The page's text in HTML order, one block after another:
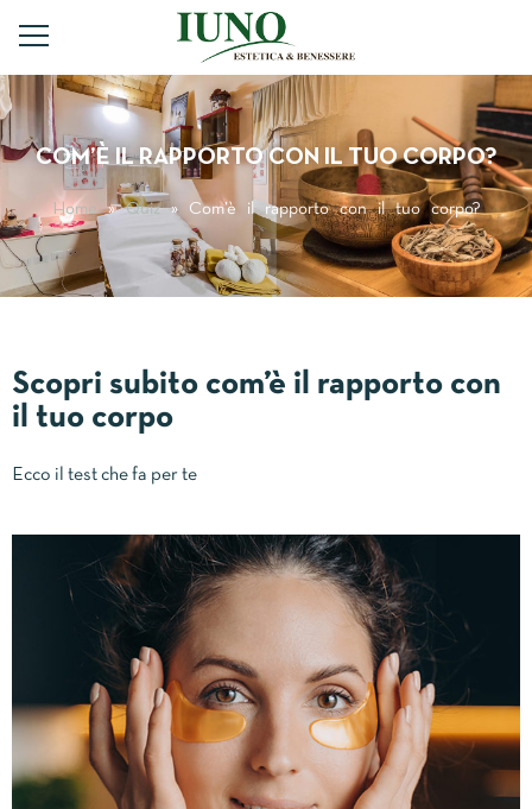
COM’È IL RAPPORTO CON IL TUO CORPO?
Home»Quiz» Com’è il rapporto con il tuo corpo?
Scopri subito com’è il rapporto con
il tuo corpo
Ecco il test che fa per te